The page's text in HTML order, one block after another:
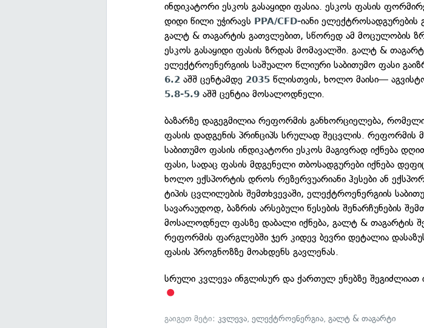
ინდიკატორი ესკოს გასაყიდი ფასია. ესკოს ფასის
დიდი წილი უჭირავს PPA/CFD-იანი ელექტროსადგურების
გალტ & თაგარტის გათვლებით, სწორედ ამ მოცულობის
ესკოს გასაყიდი ფასის ზრდას მომავალში. გალტ &
ელექტროენერგიის საშუალო წლიური საბითუმო ფასი
6.2 აშშ ცენტამდე 2035 წლისთვის, ხოლო მაისი—
5.8-5.9 აშშ ცენტია მოსალოდნელი.
ბაზარზე დაგეგმილია რეფორმის განხორციელება,
ფასის დადგენის პრინციპს სრულად შეცვლის. რეფორმის
საბითუმო ფასის ინდიკატორი ესკოს მაგივრად იქნება
ფასი, სადაც ფასის მდგენელი თბოსადგურები იქნება
ხოლო ექსპორტის დროს რეზერვუარიანი ჰესები ან
ტიპის ცვლილების შემთხვევაში, ელექტროენერგიის
სავარაუდოდ, ბაზრის არსებული წესების შენარჩუნების
მოსალოდნელ ფასზე დაბალი იქნება, გალტ & თაგარტის
რეფორმის ფარგლებში ჯერ კიდევ ბევრი დეტალია
ფასის პროგნოზზე მოახდენს გავლენას.
სრული კვლევა ინგლისურ და ქართულ ენებზე
გაიგეთ მეტი:კვლევა,ელექტროენერგია,გალტ & თაგარტი